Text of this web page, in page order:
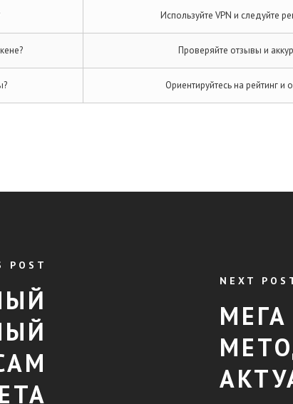
Используйте VPN и следуйте
Проверяйте отзывы и
Ориентируйтесь на рейтинг и
POST
NEXT